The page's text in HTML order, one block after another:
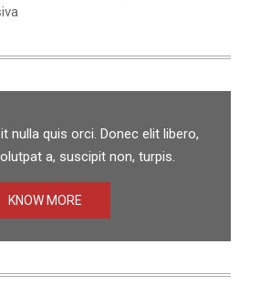
nulla quis orci. Donec elit libero,
a, suscipit non, turpis.
KNOW MORE